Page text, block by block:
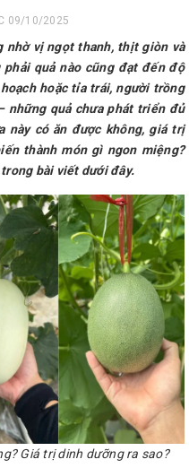
09/10/2025
nhờ vị ngọt thanh, thịt giòn và
quả nào cũng đạt đến độ
hoặc tỉa trái, người trồng
những quả chưa phát triển đủ
này có ăn được không, giá trị
thành món gì ngon miệng?
bài viết dưới đây.
Giá trị dinh dưỡng ra sao?